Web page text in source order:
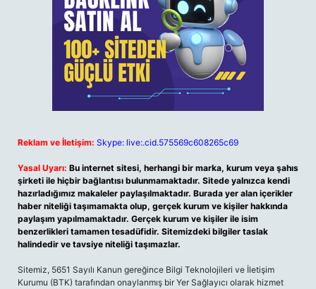
Reklam ve İletişim: Skype: live:.cid.575569c608265c69
Yasal Uyarı: Bu internet sitesi, herhangi bir marka, kurum veya şahıs
şirketi ile hiçbir bağlantısı bulunmamaktadır. Sitede yalnızca kendi
hazırladığımız makaleler paylaşılmaktadır. Burada yer alan içerikler
haber niteliği taşımamakta olup, gerçek kurum ve kişiler hakkında
paylaşım yapılmamaktadır. Gerçek kurum ve kişiler ile isim
benzerlikleri tamamen tesadüfidir. Sitemizdeki bilgiler taslak
halindedir ve tavsiye niteliği taşımazlar.
Sitemiz, 5651 Sayılı Kanun gereğince Bilgi Teknolojileri ve İletişim
Kurumu (BTK) tarafından onaylanmış bir Yer Sağlayıcı olarak hizmet